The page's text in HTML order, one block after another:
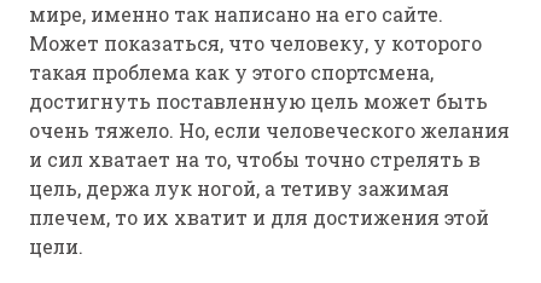
мире, именно так написано на его сайте.
Может показаться, что человеку, у которого
такая проблема как у этого спортсмена,
достигнуть поставленную цель может быть
очень тяжело. Но, если человеческого желания
и сил хватает на то, чтобы точно стрелять в
цель, держа лук ногой, а тетиву зажимая
плечем, то их хватит и для достижения этой
цели.